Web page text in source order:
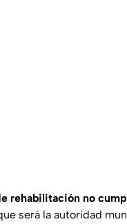
rehabilitación no
será la autoridad